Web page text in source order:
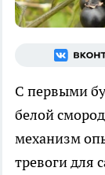
С первыми
белой
механизм
тревоги для